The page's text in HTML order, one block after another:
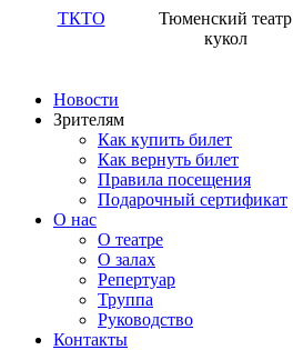
ТКТО
Тюменский театр
кукол
Новости
Зрителям
Как купить билет
Как вернуть билет
Правила посещения
Подарочный сертификат
О нас
О театре
О залах
Репертуар
Труппа
Руководство
Контакты